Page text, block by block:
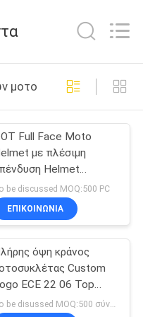
388
199
μοτοσικλετών
Full Face Moto
με πλέσιμη
Helmet
Helmet
Price Custom
Helmets Εταιρεία
be discussed MOQ:500 PC
ΕΠΙΚΟΙΝΩΝΙΑ
όψη κράνος
Custom
ECE 22 06 Top
DOT Certified